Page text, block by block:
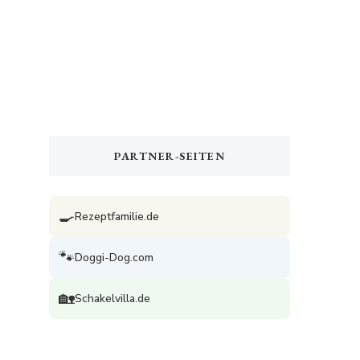
PARTNER-SEITEN
🍳Rezeptfamilie.de
🐾Doggi-Dog.com
🏡Schakelvilla.de